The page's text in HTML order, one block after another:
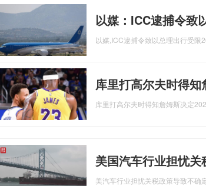
以媒：ICC逮捕令致
以媒,ICC逮捕令致以总理出行受限
库里打高尔夫时得
库里打高尔夫时得知詹姆斯决定
美国汽车行业担忧
美汽车行业担忧关税政策导致不确